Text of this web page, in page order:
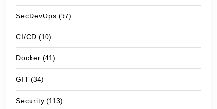
SecDevOps (97)
CI/CD (10)
Docker (41)
GIT (34)
Security (113)